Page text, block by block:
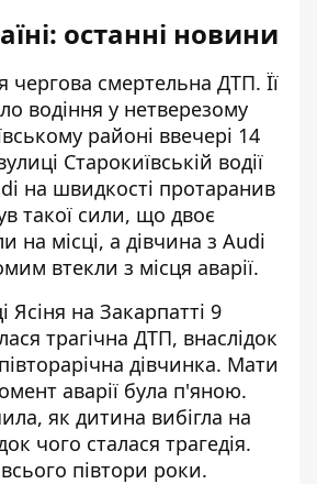
останні новини
чергова смертельна ДТП. Її
водіння у нетверезому
районі ввечері 14
Старокиївській водії
на швидкості протаранив
такої сили, що двоє
на місці, а дівчина з Audi
втекли з місця аварії.
Ясіня на Закарпатті 9
трагічна ДТП, внаслідок
дівчинка. Мати
аварії була п'яною.
як дитина вибігла на
чого сталася трагедія.
півтори роки.